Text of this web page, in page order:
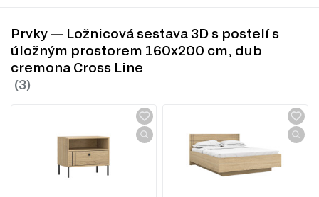
Prvky — Ložnicová sestava 3D s postelí s
úložným prostorem 160x200 cm, dub
cremona Cross Line